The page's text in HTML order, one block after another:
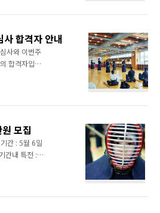
나가겠습니
이체육 (기초
, 자유연습 5
기본동작, 자
16 17 18 기
사 합격자 안내
사와 이번주
합격자입니
단 : 신진욱,
, 안정현, 안지
도윤, 허서윤
모집
간 : 5월 6일
간내 특전 :
은 새로운